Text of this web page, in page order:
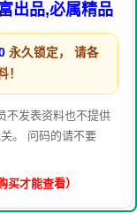
出品,必属精品
永久锁定， 请各
！
不发表资料也不提供
。 问码的请不要
买才能查看）